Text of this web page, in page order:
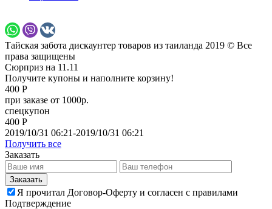
Тайская забота дискаунтер товаров из таиланда 2019 © Все
права защищены
Сюрприз на 11.11
Получите купоны и наполните корзину!
400 Р
при заказе от 1000р.
спецкупон
400 Р
2019/10/31 06:21-2019/10/31 06:21
Получить все
Заказать
Я прочитал Договор-Оферту и согласен с правилами
Подтверждение